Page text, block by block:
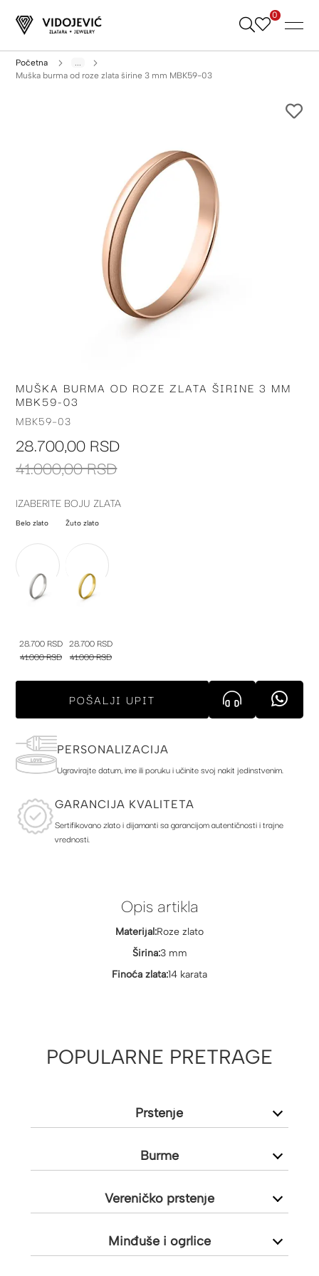
Skip
0
Početna
...
Muška burma od roze zlata širine 3 mm MBK59-03
Skip
to
the
of
images
MUŠKA BURMA OD ROZE ZLATA ŠIRINE 3 MM
MBK59-03
MBK59-03
28.700,00 RSD
41.000,00 RSD
IZABERITE BOJU ZLATA
Belo zlato
28.700 RSD
41.000 RSD
Žuto zlato
28.700 RSD
41.000 RSD
POŠALJI UPIT
PERSONALIZACIJA
Ugravirajte datum, ime ili poruku i učinite svoj nakit jedinstvenim.
GARANCIJA KVALITETA
Sertifikovano zlato i dijamanti sa garancijom autentičnosti i trajne
vrednosti.
Opis artikla
Materijal:Roze zlato
Širina:3 mm
Finoća zlata:14 karata
POPULARNE PRETRAGE
Prstenje
Burme
Vereničko prstenje
Minđuše i ogrlice